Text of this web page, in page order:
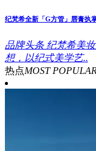
纪梵希全新「G方管」唇膏执
品牌头条 纪梵希美
想，以纪式美学艺..
热点MOST